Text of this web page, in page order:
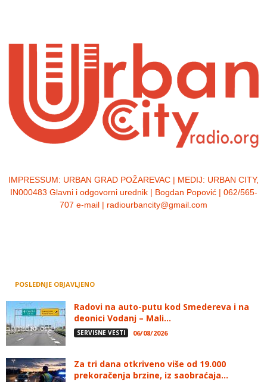
IMPRESSUM: URBAN GRAD POŽAREVAC | MEDIJ: URBAN CITY,
IN000483 Glavni i odgovorni urednik | Bogdan Popović | 062/565-
707 e-mail | radiourbancity@gmail.com
POSLEDNJE OBJAVLJENO
Radovi na auto-putu kod Smedereva i na
deonici Vodanj – Mali...
SERVISNE VESTI 06/08/2026
Za tri dana otkriveno više od 19.000
prekoračenja brzine, iz saobraćaja...